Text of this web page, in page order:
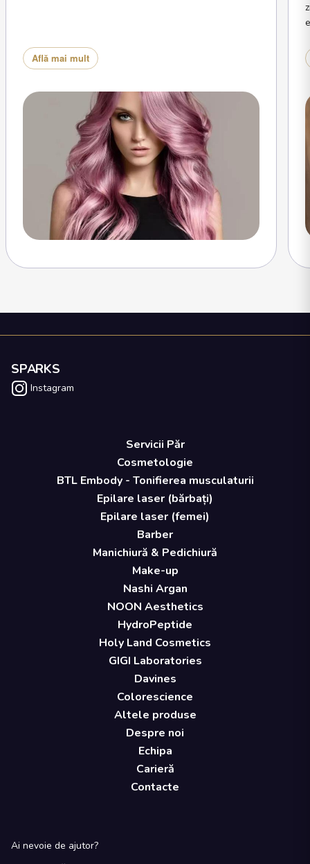
Află mai mult
SPARKS
Instagram
Servicii Păr
Cosmetologie
BTL Embody - Tonifierea musculaturii
Epilare laser (bărbați)
Epilare laser (femei)
Barber
Manichiură & Pedichiură
Make-up
Nashi Argan
NOON Aesthetics
HydroPeptide
Holy Land Cosmetics
GIGI Laboratories
Davines
Colorescience
Altele produse
Despre noi
Echipa
Carieră
Contacte
Ai nevoie de ajutor?